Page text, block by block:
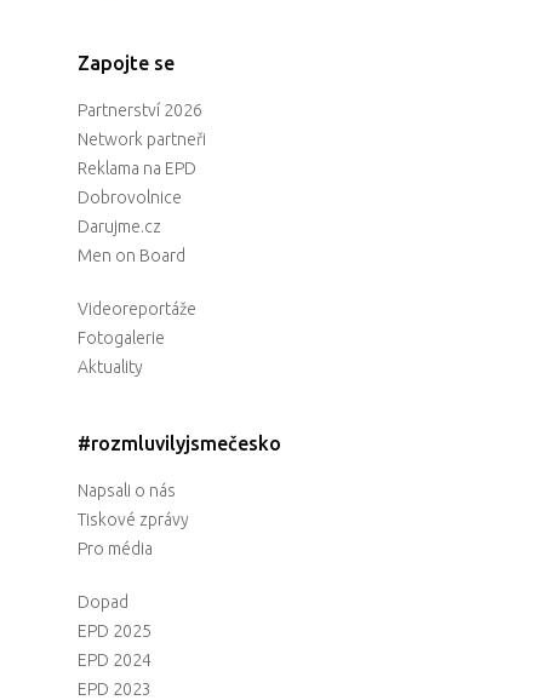
Zapojte se
Partnerství 2026
Network partneři
Reklama na EPD
Dobrovolnice
Darujme.cz
Men on Board
Videoreportáže
Fotogalerie
Aktuality
#rozmluvilyjsmečesko
Napsali o nás
Tiskové zprávy
Pro média
Dopad
EPD 2025
EPD 2024
EPD 2023